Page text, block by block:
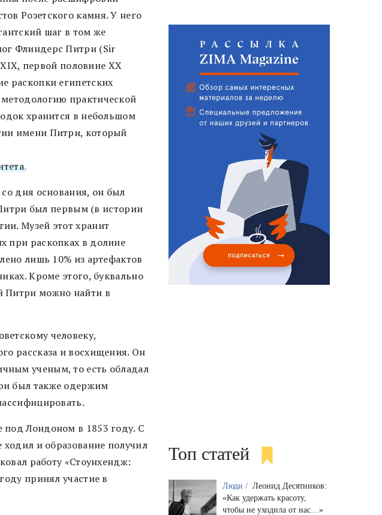
Розетского камня. У него
шаг в том же
Флиндерс Питри (Sir
первой половине XX
раскопки египетских
практической
хранится в небольшом
имени Питри, который
.
дня основания, он был
был первым (в истории
Музей этот хранит
при раскопках в долине
лишь 10% из артефактов
Кроме этого, буквально
Питри можно найти в
человеку,
рассказа и восхищения. Он
ученым, то есть обладал
был также одержим
под Лондоном в 1853 году. С
и образование получил
работу «Стоунхендж:
принял участие в
Топ статей
Люди / Леонид Десятников:
«Как удержать красоту,
чтобы не уходила от нас…»